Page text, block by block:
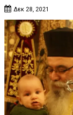
Δεκ 28, 2021